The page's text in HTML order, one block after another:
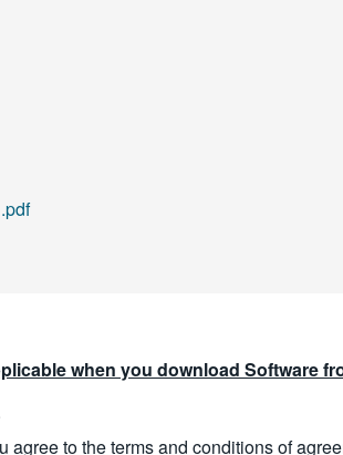
when you download Software
agree to the terms and conditions of